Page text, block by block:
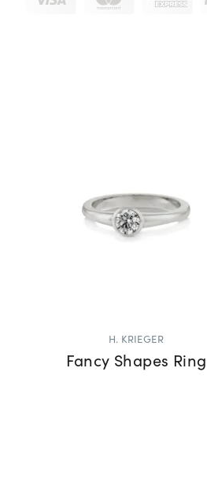
H. KRIEGER
Fancy Shapes Ring